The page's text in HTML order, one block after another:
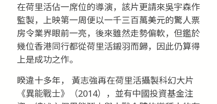
在荷里活佔一席位的導演，該片更請來吳宇森作
監製，上映第一周便以一千三百萬美元的驚人票
房令業界眼前一亮，後來雖然走勢偏軟，但鑑於
幾位香港同行都從荷里活鎩羽而歸，因此仍算得
上是成功之作。
睽違十多年， 黃志強再在荷里活攝製科幻大片
《異能戰士》（2014），並有中國投資基金注